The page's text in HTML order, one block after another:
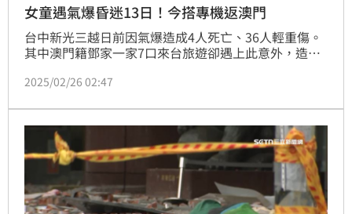
女童遇氣爆昏迷13日！今搭專機返澳門
台中新光三越日前因氣爆造成4人死亡、36人輕重傷。
其中澳門籍鄧家一家7口來台旅遊卻遇上此意外，造成
傷，頭部重創一度OHCA，緊急送醫進行「開顱手
決定帶女童返回家。對此中山醫稍早表示，經協調安置
後，澳門女童已於今（26）日出院，由醫療包機轉送回
澳門。
2025/02/26 02:47